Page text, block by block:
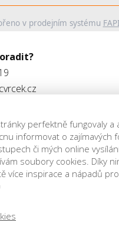
v prodejním systému FAPI
perfektně fungovaly a
informovat o zajímavých
či mých online
soubory cookies. Díky
více inspirace a nápadů